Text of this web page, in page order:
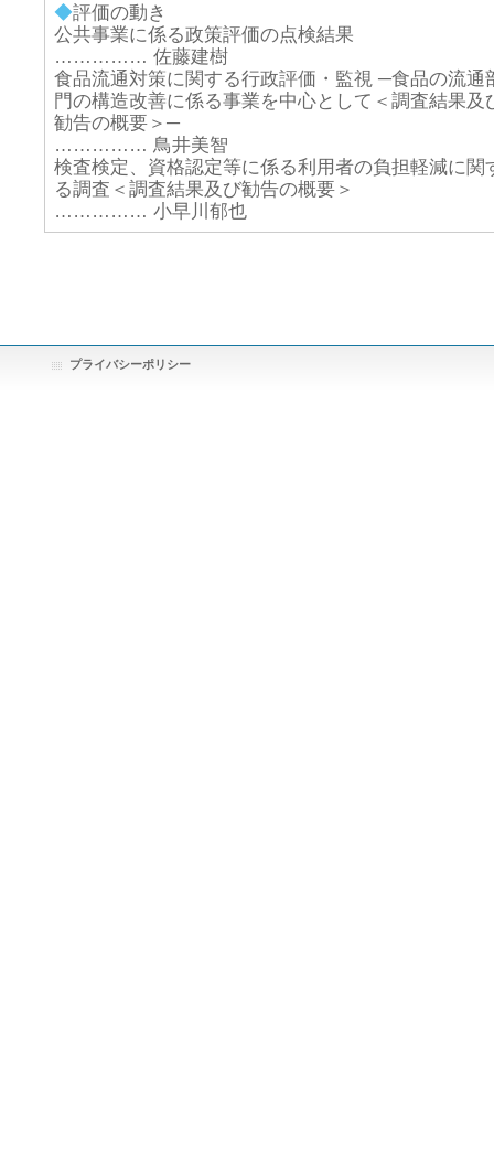
◆評価の動き
公共事業に係る政策評価の点検結果
…………… 佐藤建樹
食品流通対策に関する行政評価・監視 ─食品の流通
門の構造改善に係る事業を中心として＜調査結果及
勧告の概要＞─
…………… 鳥井美智
検査検定、資格認定等に係る利用者の負担軽減に関
る調査＜調査結果及び勧告の概要＞
…………… 小早川郁也
プライバシーポリシー